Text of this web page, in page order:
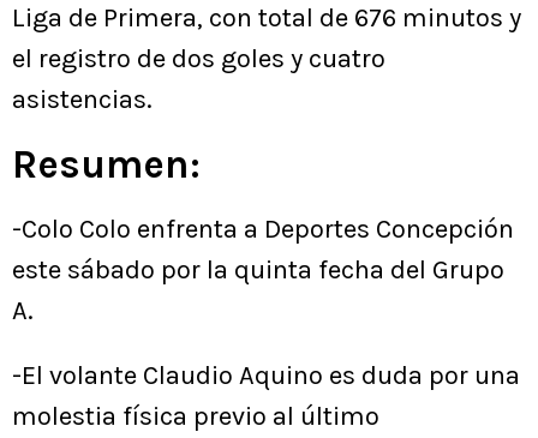
Liga de Primera, con total de 676 minutos y
el registro de dos goles y cuatro
asistencias.
Resumen:
-Colo Colo enfrenta a Deportes Concepción
este sábado por la quinta fecha del Grupo
A.
-El volante Claudio Aquino es duda por una
molestia física previo al último